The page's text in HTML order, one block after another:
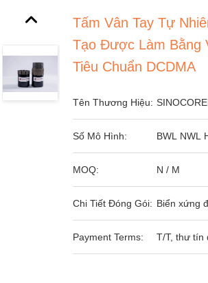
Tấm Vân Tay Tự
Tạo Được Làm Bằng
Tiêu Chuẩn DCDMA
Tên Thương Hiệu:
Số Mô Hình: BWL NWL
MOQ: N / M
Chi Tiết Đóng Gói: Biển xứng
Payment Terms: T/T, thư tín